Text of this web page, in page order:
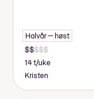
Halvår — høst
14 t/uke
Kristen